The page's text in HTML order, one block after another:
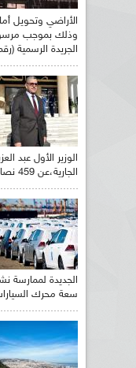
الأراضي وتحويل
وذلك بموجب
الجريدة الرسمية (رقم
الوزير الأول عبد
الجارية،عن 459 نصا شمل كافة القطاعات، حسب ما...
الجديدة لممارسة
سعة محرك السيارات